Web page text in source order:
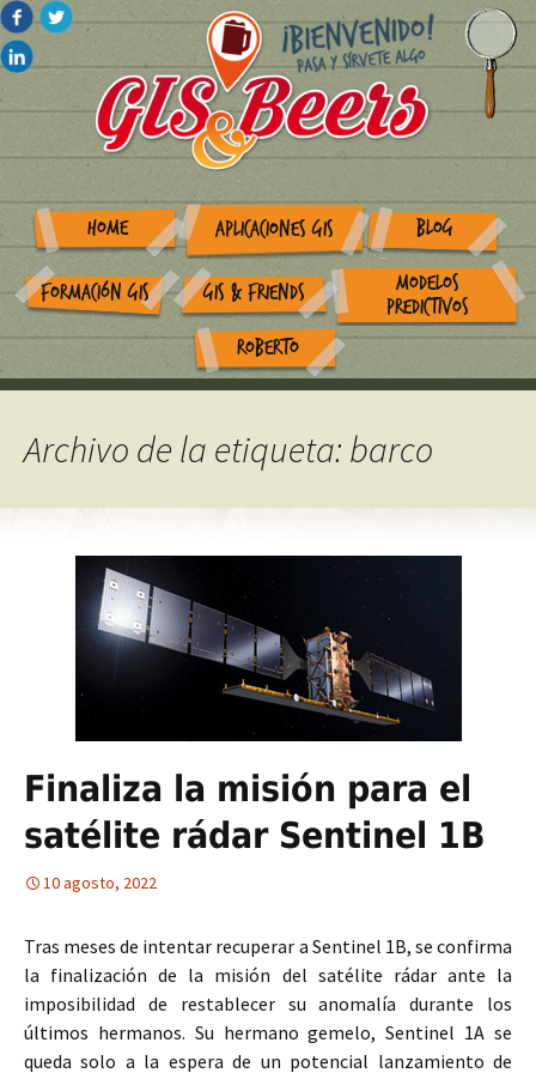
HOME APLICACIONES GIS BLOG
FORMACIÓN GIS GIS & FRIENDS
MODELOS
PREDICTIVOS
ROBERTO
Archivo de la etiqueta: barco
Finaliza la misión para el
satélite rádar Sentinel 1B
10 agosto, 2022
Tras meses de intentar recuperar a Sentinel 1B, se confirma
la finalización de la misión del satélite rádar ante la
imposibilidad de restablecer su anomalía durante los
últimos hermanos. Su hermano gemelo, Sentinel 1A se
queda solo a la espera de un potencial lanzamiento de